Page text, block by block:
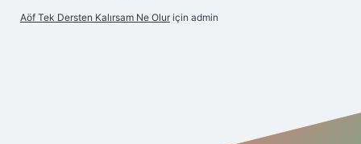
Aöf Tek Dersten Kalırsam Ne Olur için admin